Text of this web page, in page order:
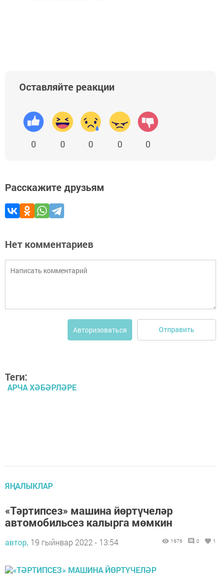
Оставляйте реакции
0 0 0 0 0
Расскажите друзьям
Нет комментариев
Авторизоваться Отправить
Теги:
АРЧА ХӘБӘРЛӘРЕ
ЯҢАЛЫКЛАР
«Тәртипсез» машина йөртүчеләр
автомобильсез калырга мөмкин
автор, 19 гыйнвар 2022 - 13:54 1676 0 1